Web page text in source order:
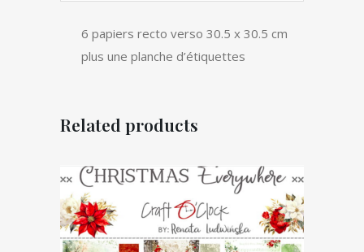
6 papiers recto verso 30.5 x 30.5 cm
plus une planche d’étiquettes
Related products